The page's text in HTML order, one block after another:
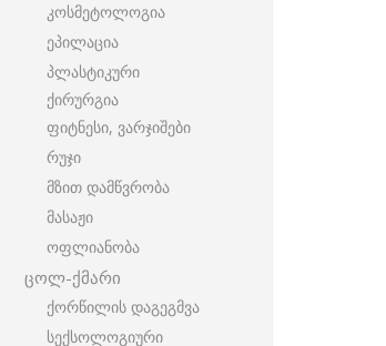
კოსმეტოლოგია
ეპილაცია
პლასტიკური
ქირურგია
ფიტნესი, ვარჯიშები
რუჯი
მზით დამწვრობა
მასაჟი
ოფლიანობა
ცოლ-ქმარი
ქორწილის დაგეგმვა
სექსოლოგიური